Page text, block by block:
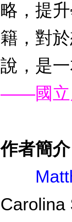
略，提
籍，對
說，是
——國立
作者簡介
Carolina